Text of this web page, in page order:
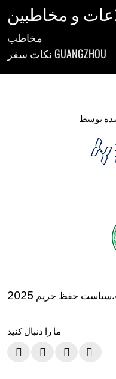
و مخاطبین
مخاطب
نکات سفر GUANGZHOU
توسط
سیاست حفظ حریم
ما را دنبال کنید
   